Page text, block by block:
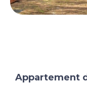
Appartement